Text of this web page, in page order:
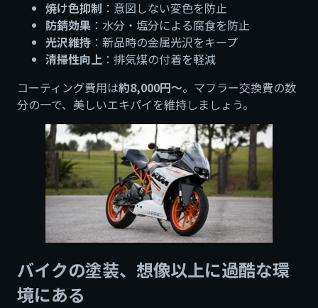
焼け色抑制 ：意図しない変色を防止
防錆効果 ：水分・塩分による腐食を防止
光沢維持 ：新品時の金属光沢をキープ
清掃性向上 ：排気煤の付着を軽減
コーティング費用は約8,000円〜。マフラー交換費の数
分の一で、美しいエキパイを維持しましょう。
バイクの塗装、想像以上に過酷な環
境にある